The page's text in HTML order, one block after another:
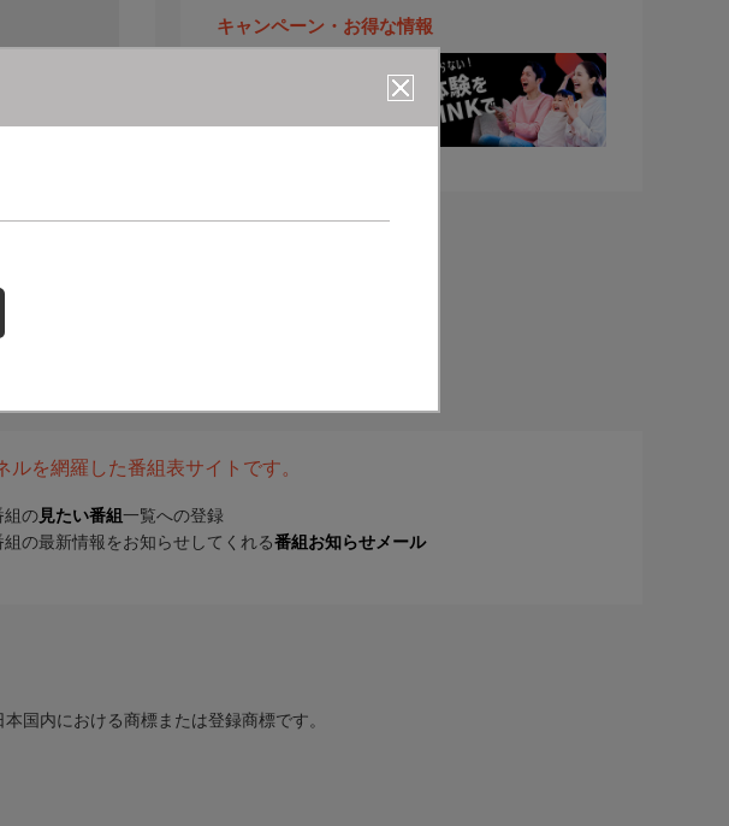
キャンペーン・お得な情報
を網羅した番組表サイトです。
組の 見たい番組 一覧への登録
の最新情報をお知らせしてくれる番組お知らせメール
国内における商標または登録商標です。